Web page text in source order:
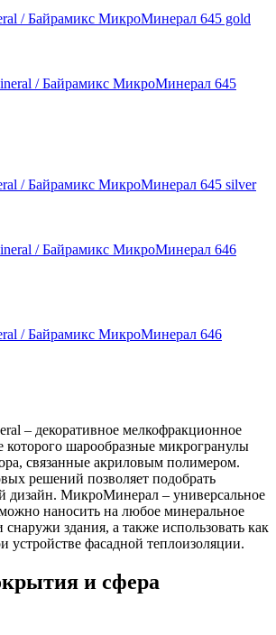
/ Байрамикс МикроМинерал 645 gold
/ Байрамикс МикроМинерал 645 silver
/ Байрамикс МикроМинерал 646
– декоративное мелкофракционное
которого шарообразные микрогранулы
связанные акриловым полимером.
решений позволяет подобрать
дизайн. МикроМинерал – универсальное
наносить на любое минеральное
здания, а также использовать как
фасадной теплоизоляции.
и сфера